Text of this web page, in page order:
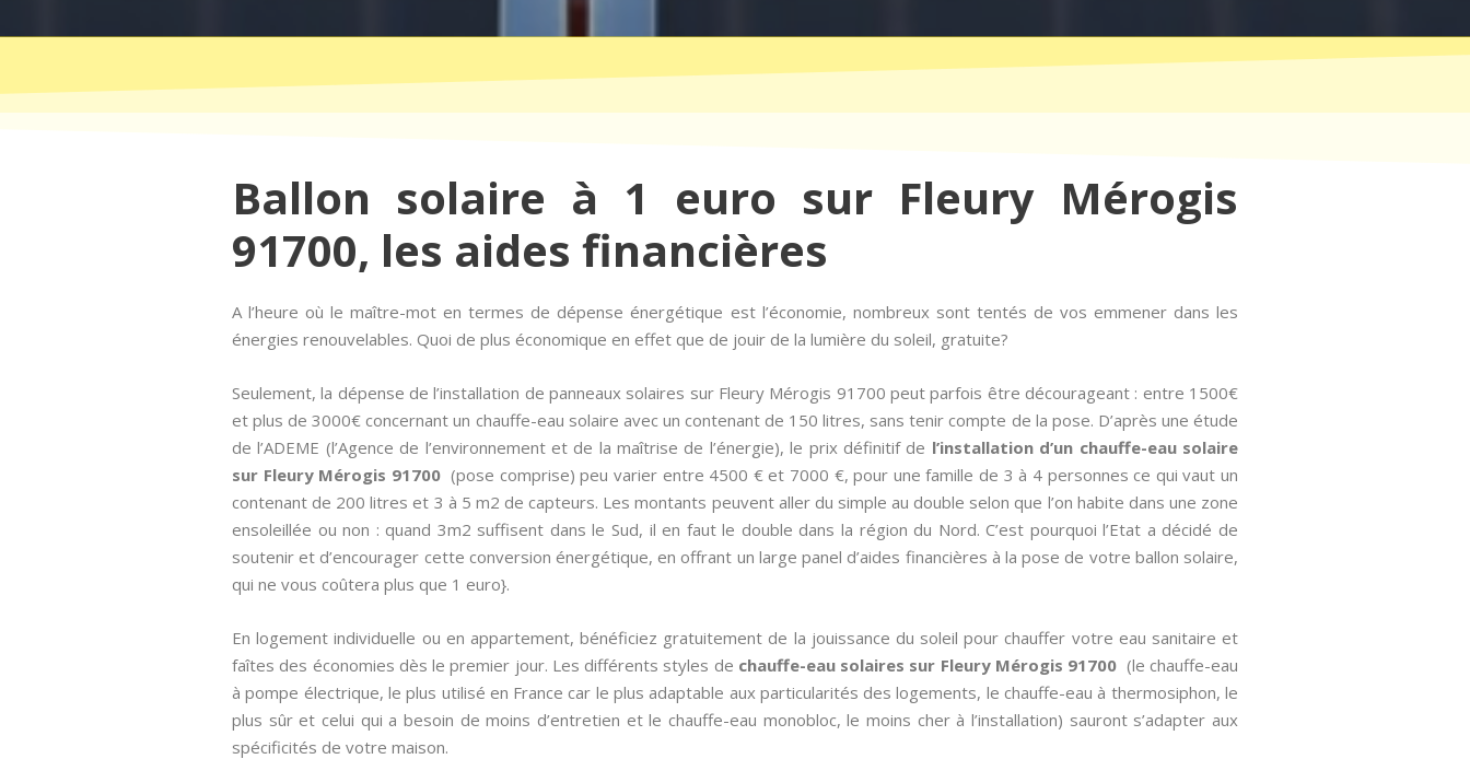
Ballon solaire à 1 euro sur Fleury Mérogis
91700, les aides financières
A l’heure où le maître-mot en termes de dépense énergétique est l’économie, nombreux sont tentés de vos emmener dans les
énergies renouvelables. Quoi de plus économique en effet que de jouir de la lumière du soleil, gratuite?
Seulement, la dépense de l’installation de panneaux solaires sur Fleury Mérogis 91700 peut parfois être décourageant : entre 1500€
et plus de 3000€ concernant un chauffe-eau solaire avec un contenant de 150 litres, sans tenir compte de la pose. D’après une étude
de l’ADEME (l’Agence de l’environnement et de la maîtrise de l’énergie), le prix définitif de l’installation d’un chauffe-eau solaire
sur Fleury Mérogis 91700(pose comprise) peu varier entre 4500 € et 7000 €, pour une famille de 3 à 4 personnes ce qui vaut un
contenant de 200 litres et 3 à 5 m2 de capteurs. Les montants peuvent aller du simple au double selon que l’on habite dans une zone
ensoleillée ou non : quand 3m2 suffisent dans le Sud, il en faut le double dans la région du Nord. C’est pourquoi l’Etat a décidé de
soutenir et d’encourager cette conversion énergétique, en offrant un large panel d’aides financières à la pose de votre ballon solaire,
qui ne vous coûtera plus que 1 euro}.
En logement individuelle ou en appartement, bénéficiez gratuitement de la jouissance du soleil pour chauffer votre eau sanitaire et
faîtes des économies dès le premier jour. Les différents styles de chauffe-eau solaires sur Fleury Mérogis 91700 (le chauffe-eau
à pompe électrique, le plus utilisé en France car le plus adaptable aux particularités des logements, le chauffe-eau à thermosiphon, le
plus sûr et celui qui a besoin de moins d’entretien et le chauffe-eau monobloc, le moins cher à l’installation) sauront s’adapter aux
spécificités de votre maison.